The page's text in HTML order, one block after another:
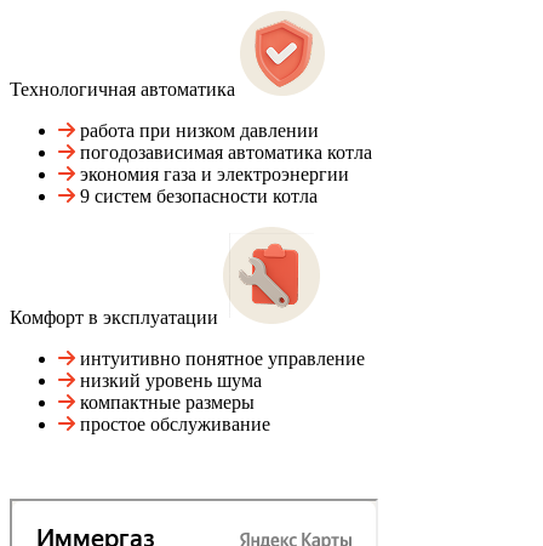
Технологичная автоматика
работа при низком давлении
погодозависимая автоматика котла
экономия газа и электроэнергии
9 систем безопасности котла
Комфорт в эксплуатации
интуитивно понятное управление
низкий уровень шума
компактные размеры
простое обслуживание